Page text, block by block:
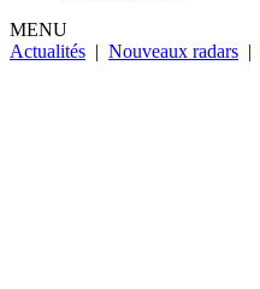
MENU
Actualités | Nouveaux radars |